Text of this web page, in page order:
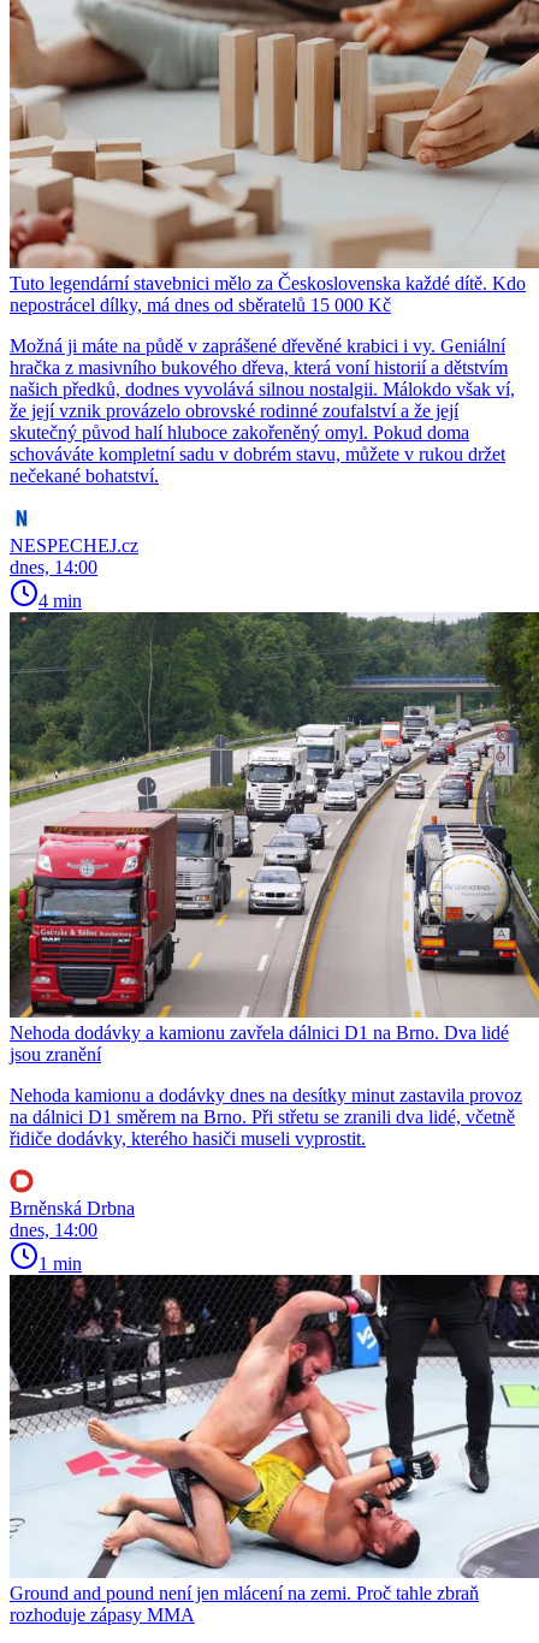
Tuto legendární stavebnici mělo za Československa každé dítě. Kdo
nepostrácel dílky, má dnes od sběratelů 15 000 Kč
Možná ji máte na půdě v zaprášené dřevěné krabici i vy. Geniální
hračka z masivního bukového dřeva, která voní historií a dětstvím
našich předků, dodnes vyvolává silnou nostalgii. Málokdo však ví,
že její vznik provázelo obrovské rodinné zoufalství a že její
skutečný původ halí hluboce zakořeněný omyl. Pokud doma
schováváte kompletní sadu v dobrém stavu, můžete v rukou držet
nečekané bohatství.
NESPECHEJ.cz
dnes, 14:00
4 min
Nehoda dodávky a kamionu zavřela dálnici D1 na Brno. Dva lidé
jsou zranění
Nehoda kamionu a dodávky dnes na desítky minut zastavila provoz
na dálnici D1 směrem na Brno. Při střetu se zranili dva lidé, včetně
řidiče dodávky, kterého hasiči museli vyprostit.
Brněnská Drbna
dnes, 14:00
1 min
Ground and pound není jen mlácení na zemi. Proč tahle zbraň
rozhoduje zápasy MMA